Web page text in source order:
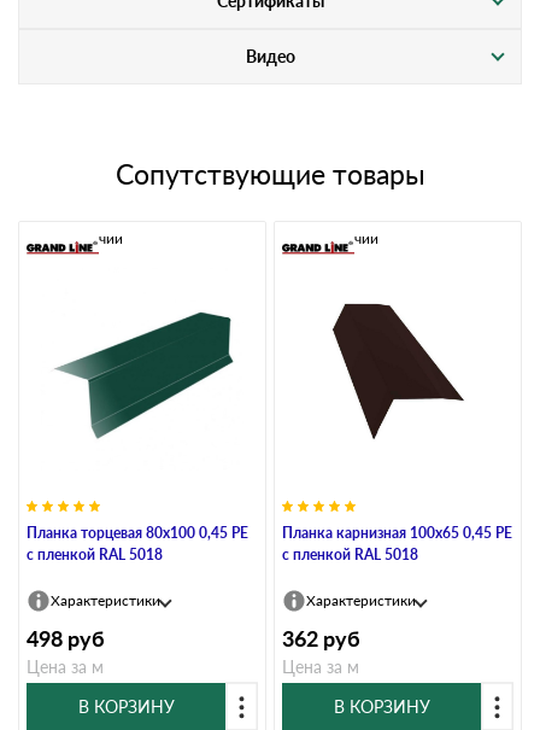
Видео
Сопутствующие товары
Планка торцевая 80х100 0,45 PE
с пленкой RAL 5018
В наличии
Характеристики
498 руб
Цена за м
В КОРЗИНУ
Планка карнизная 100х65 0,45 PE
с пленкой RAL 5018
В наличии
Характеристики
362 руб
Цена за м
В КОРЗИНУ